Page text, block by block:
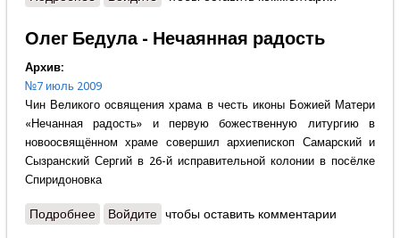
Олег Бедула - Нечаянная радость
Архив:
№7 июль 2009
Чин Великого освящения храма в честь иконы Божией Матери
«Нечанная радость» и первую божественную литургию в
новоосвящённом храме совершил архиепископ Самарский и
Сызранский Сергий в 26-й исправительной колонии в посёлке
Спиридоновка
Подробнеео Олег Бедула - Нечаянная радость
Войдите чтобы оставить комментарии